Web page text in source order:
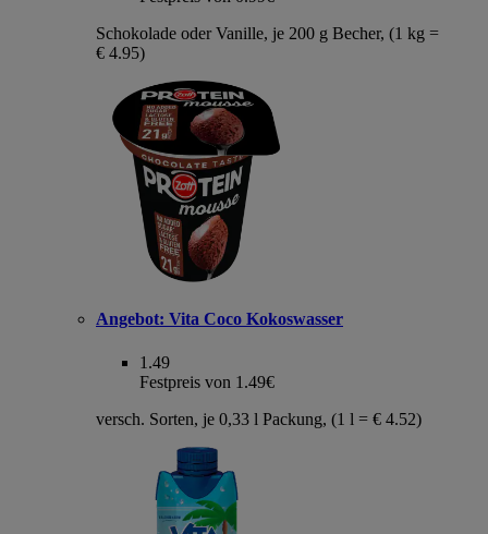
Schokolade oder Vanille, je 200 g Becher, (1 kg =
€ 4.95)
Angebot: Vita Coco Kokoswasser
1.49
Festpreis von 1.49€
versch. Sorten, je 0,33 l Packung, (1 l = € 4.52)